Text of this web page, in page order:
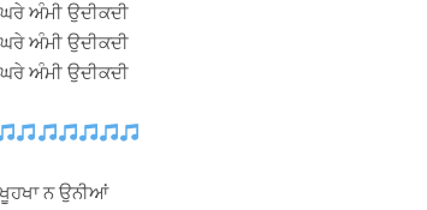
ਅੰਮੀ ਉਦੀਕਦੀ
ਅੰਮੀ ਉਦੀਕਦੀ
ਅੰਮੀ ਉਦੀਕਦੀ
ਨ ਉਨੀਆਂ